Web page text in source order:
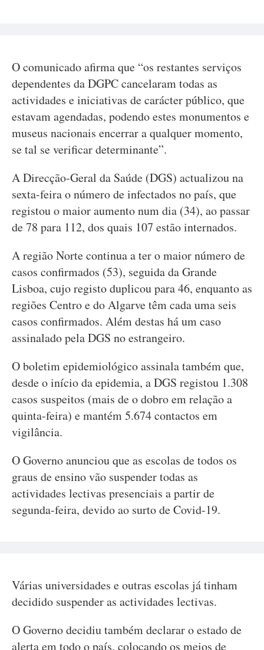
O comunicado afirma que “os restantes serviços
dependentes da DGPC cancelaram todas as
actividades e iniciativas de carácter público, que
estavam agendadas, podendo estes monumentos e
museus nacionais encerrar a qualquer momento,
se tal se verificar determinante”.
A Direcção-Geral da Saúde (DGS) actualizou na
sexta-feira o número de infectados no país, que
registou o maior aumento num dia (34), ao passar
de 78 para 112, dos quais 107 estão internados.
A região Norte continua a ter o maior número de
casos confirmados (53), seguida da Grande
Lisboa, cujo registo duplicou para 46, enquanto as
regiões Centro e do Algarve têm cada uma seis
casos confirmados. Além destas há um caso
assinalado pela DGS no estrangeiro.
O boletim epidemiológico assinala também que,
desde o início da epidemia, a DGS registou 1.308
casos suspeitos (mais de o dobro em relação a
quinta-feira) e mantém 5.674 contactos em
vigilância.
O Governo anunciou que as escolas de todos os
graus de ensino vão suspender todas as
actividades lectivas presenciais a partir de
segunda-feira, devido ao surto de Covid-19.
Várias universidades e outras escolas já tinham
decidido suspender as actividades lectivas.
O Governo decidiu também declarar o estado de
alerta em todo o país, colocando os meios de